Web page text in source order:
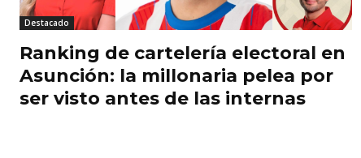
Destacado
Ranking de cartelería electoral en
Asunción: la millonaria pelea por
ser visto antes de las internas